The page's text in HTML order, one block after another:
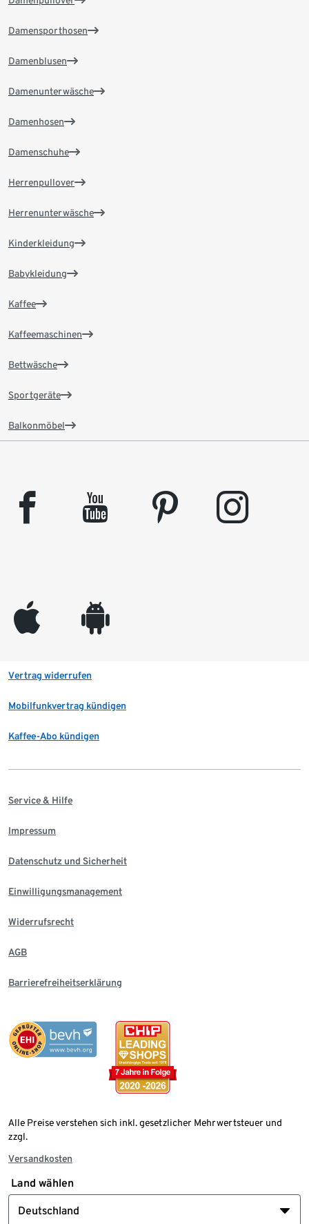
Damensporthosen
Damenblusen
Damenunterwäsche
Damenhosen
Damenschuhe
Herrenpullover
Herrenunterwäsche
Kinderkleidung
Babykleidung
Kaffee
Kaffeemaschinen
Bettwäsche
Sportgeräte
Balkonmöbel
facebook youtube pinterest instagram
appleinc android
Vertrag widerrufen
Mobilfunkvertrag kündigen
Kaffee-Abo kündigen
Service & Hilfe
Impressum
Datenschutz und Sicherheit
Einwilligungsmanagement
Widerrufsrecht
AGB
Barrierefreiheitserklärung
Alle Preise verstehen sich inkl. gesetzlicher Mehrwertsteuer und
zzgl.
Versandkosten
Land wählen
Deutschland